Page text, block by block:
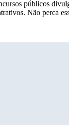
públicos
Não perca